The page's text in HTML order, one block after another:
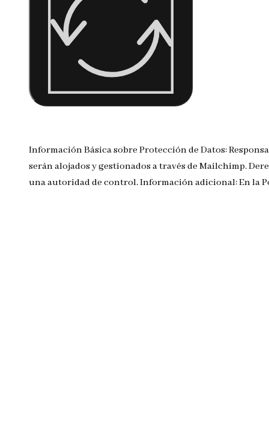
Información Básica sobre Protección de Datos:
serán alojados y gestionados a través de Mailchimp.
una autoridad de control. Información adicional: En la